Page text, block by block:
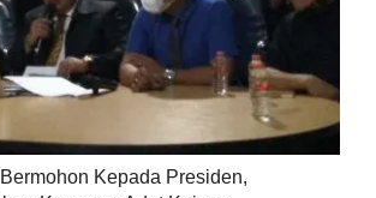
Kepada Presiden,